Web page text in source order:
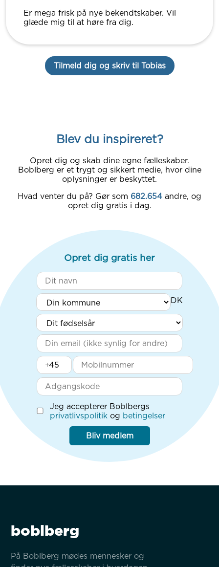
Er mega frisk på nye bekendtskaber. Vil
glæde mig til at høre fra dig.
Tilmeld dig og skriv til Tobias
Blev du inspireret?
Opret dig og skab dine egne fælleskaber.
Boblberg er et trygt og sikkert medie, hvor dine
oplysninger er beskyttet.
Hvad venter du på? Gør som 682.654 andre, og
opret dig gratis i dag.
Opret dig gratis her
+
Jeg accepterer Boblbergs
privatlivspolitik og betingelser
Bliv medlem
boblberg
På Boblberg mødes mennesker og